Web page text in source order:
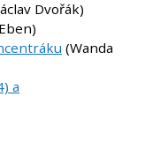
Dvořák)
(Wanda
a